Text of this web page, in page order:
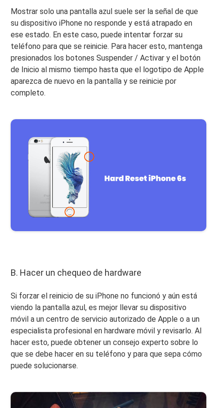
Mostrar solo una pantalla azul suele ser la señal de que
su dispositivo iPhone no responde y está atrapado en
ese estado. En este caso, puede intentar forzar su
teléfono para que se reinicie. Para hacer esto, mantenga
presionados los botones Suspender / Activar y el botón
de Inicio al mismo tiempo hasta que el logotipo de Apple
aparezca de nuevo en la pantalla y se reinicie por
completo.
B. Hacer un chequeo de hardware
Si forzar el reinicio de su iPhone no funcionó y aún está
viendo la pantalla azul, es mejor llevar su dispositivo
móvil a un centro de servicio autorizado de Apple o a un
especialista profesional en hardware móvil y revisarlo. Al
hacer esto, puede obtener un consejo experto sobre lo
que se debe hacer en su teléfono y para que sepa cómo
puede solucionarse.